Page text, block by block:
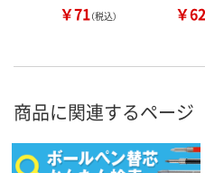
￥71（税込） ￥62
商品に関連するページ